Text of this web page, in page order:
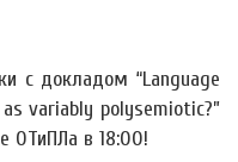
с докладом “Language
variably polysemiotic?”
ОТиПЛа в 18:00!